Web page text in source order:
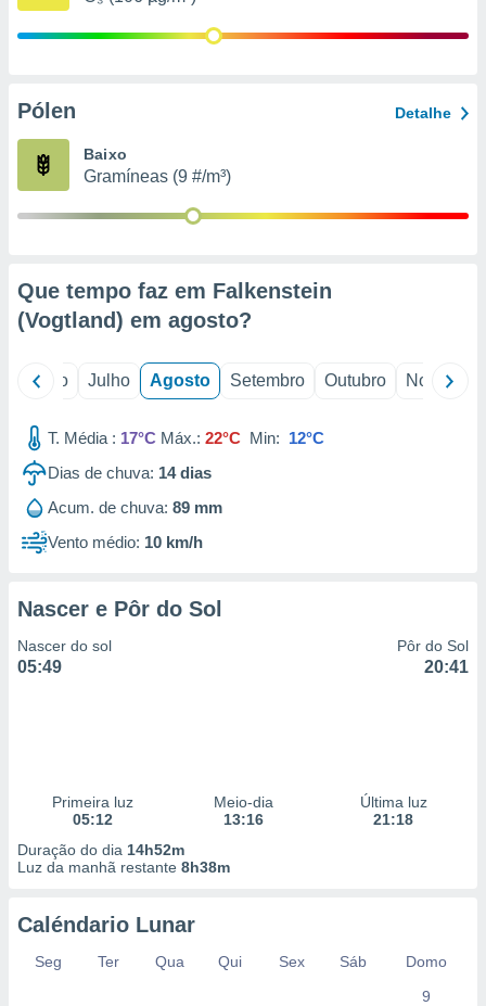
de
Pólen Detalhe
Baixo
Gramíneas (9 #/m³)
Que tempo faz em Falkenstein
(Vogtland) em agosto?
Junho Julho Agosto Setembro Outubro Novembro
T. Média : 17°C Máx.: 22°C Min: 12°C
Dias de chuva: 14dias
Acum. de chuva: 89 mm
Vento médio: 10 km/h
Nascer e Pôr do Sol
Nascer do sol
05:49
Pôr do Sol
20:41
Primeira luz
05:12
Meio-dia
13:16
Última luz
21:18
Duração do dia 14h52m
Luz da manhã restante 8h38m
Caléndario Lunar
Seg Ter Qua Qui Sex Sáb
Domo
9